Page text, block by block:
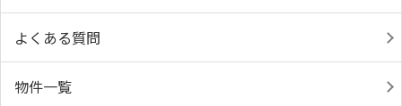
よくある質問
物件一覧